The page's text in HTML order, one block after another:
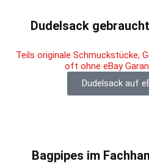
Dudelsack
Teils originale Schmuckstücke,
oft ohne eBay
Dudelsack auf
Bagpipes im